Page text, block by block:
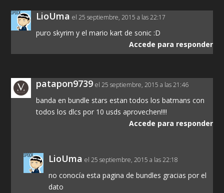
LioUma el 25 septiembre, 2015 a las 22:17
puro skyrim y el mario kart de sonic :D
Accede para responder
patapon9739 el 25 septiembre, 2015 a las 21:46
banda en bundle stars estan todos los batmans con
todos los dlcs por 10 usds aprovechen!!!!
Accede para responder
LioUma el 25 septiembre, 2015 a las 22:18
no conocía esta pagina de bundles gracias por el
dato